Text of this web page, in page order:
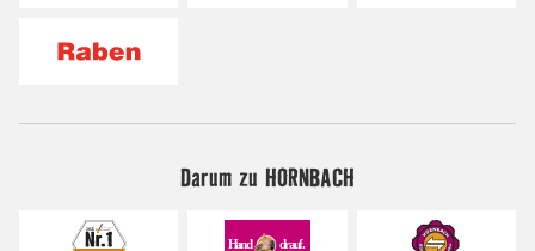
Darum zu HORNBACH